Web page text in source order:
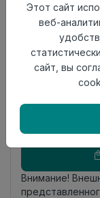
группа
Толщина
8,5
Поверхность
Страна
происхождения
комплекта
Осталось95
Внимание!
Этот сайт
веб-
сайт, вы